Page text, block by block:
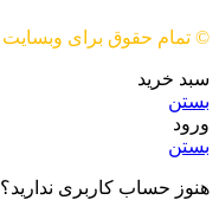
© تمام حقوق برای وبسایت
سبد خرید
بستن
ورود
بستن
هنوز حساب کاربری ندارید؟